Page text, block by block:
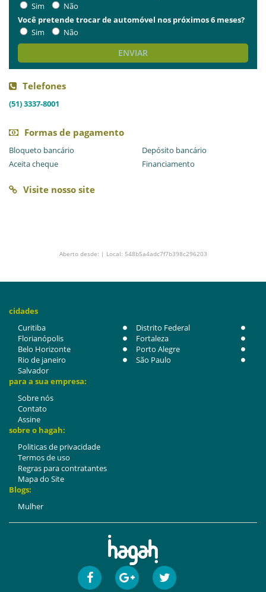
Sim
Não
Você pretende trocar de automóvel nos próximos 6 meses?
Sim
Não
ENVIAR
Telefones
(51) 3337-8001
Formas de pagamento
Bloqueto bancário
Depósito bancário
Aceita cheque
Financiamento
Visite nosso site
Aberto desde: | Local: 548b5a4adc7f7b398c296203
cidades
Curitiba
Distrito Federal
Florianópolis
Fortaleza
Belo Horizonte
Porto Alegre
Rio de janeiro
São Paulo
Salvador
para a sua empresa:
Sobre nós
Contato
Assine
sobre o hagah:
Politicas de privacidade
Termos de uso
Regras para contratantes
Mapa do Site
Blogs:
Mulher